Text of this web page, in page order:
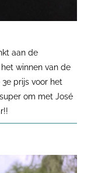
aan de
winnen van de
prijs voor het
om met José